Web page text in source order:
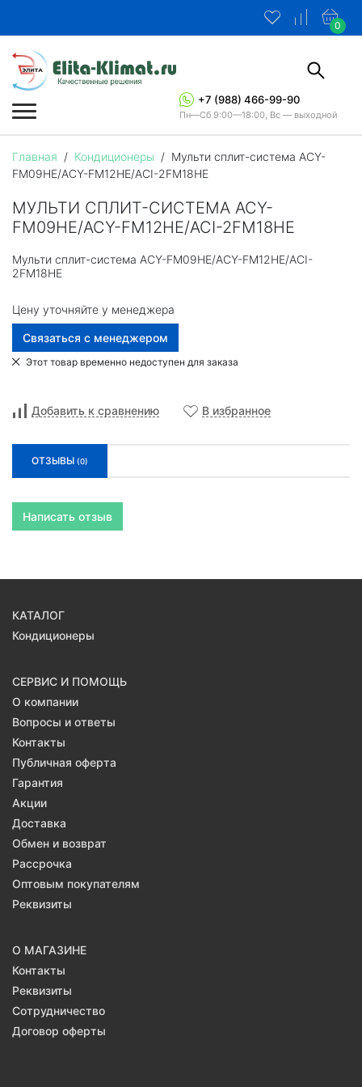
0
+7 (988) 466-99-90
Пн—Сб 9:00—18:00, Вс — выходной
Главная / Кондиционеры / Мульти сплит-система ACY-
FM09HE/ACY-FM12HE/ACI-2FM18HE
МУЛЬТИ СПЛИТ-СИСТЕМА ACY-
FM09HE/ACY-FM12HE/ACI-2FM18HE
Мульти сплит-система ACY-FM09HE/ACY-FM12HE/ACI-
2FM18HE
Цену уточняйте у менеджера
Связаться с менеджером
Этот товар временно недоступен для заказа
Добавить к сравнению В избранное
ОТЗЫВЫ (0)
Написать отзыв
КАТАЛОГ
Кондиционеры
СЕРВИС И ПОМОЩЬ
О компании
Вопросы и ответы
Контакты
Публичная оферта
Гарантия
Акции
Доставка
Обмен и возврат
Рассрочка
Оптовым покупателям
Реквизиты
О МАГАЗИНЕ
Контакты
Реквизиты
Сотрудничество
Договор оферты